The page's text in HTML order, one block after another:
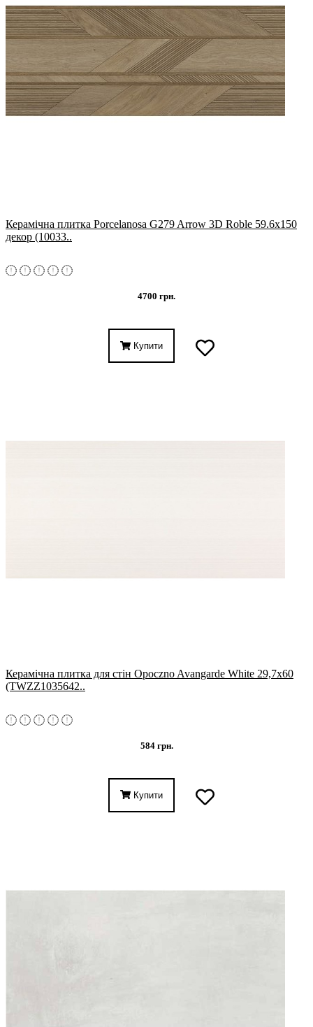
Керамічна плитка Porcelanosa G279 Arrow 3D Roble 59.6x150
декор (10033..
4700 грн.
Купити
Керамічна плитка для стін Opoczno Avangarde White 29,7x60
(TWZZ1035642..
584 грн.
Купити